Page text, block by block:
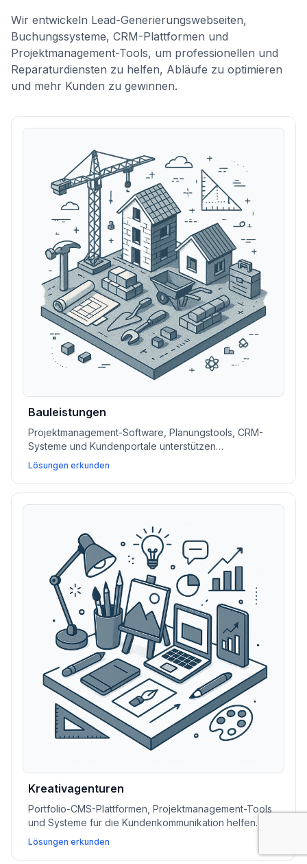
Wir entwickeln Lead-Generierungswebseiten,
Buchungssysteme, CRM-Plattformen und
Projektmanagement-Tools, um professionellen und
Reparaturdiensten zu helfen, Abläufe zu optimieren
und mehr Kunden zu gewinnen.
Bauleistungen
Projektmanagement-Software, Planungstools, CRM-
Systeme und Kundenportale unterstützen
Bauunternehmer bei der Verwaltung von Außenteams,
der Verfolgung des Fortschritts und der Sicherung von
Compliance-Dokumenten.
Lösungen erkunden
Kreativagenturen
Portfolio-CMS-Plattformen, Projektmanagement-Tools
und Systeme für die Kundenkommunikation helfen
Kreativagenturen, Arbeiten zu präsentieren, Projekte
zu verwalten und neue Kunden zu gewinnen.
Lösungen erkunden